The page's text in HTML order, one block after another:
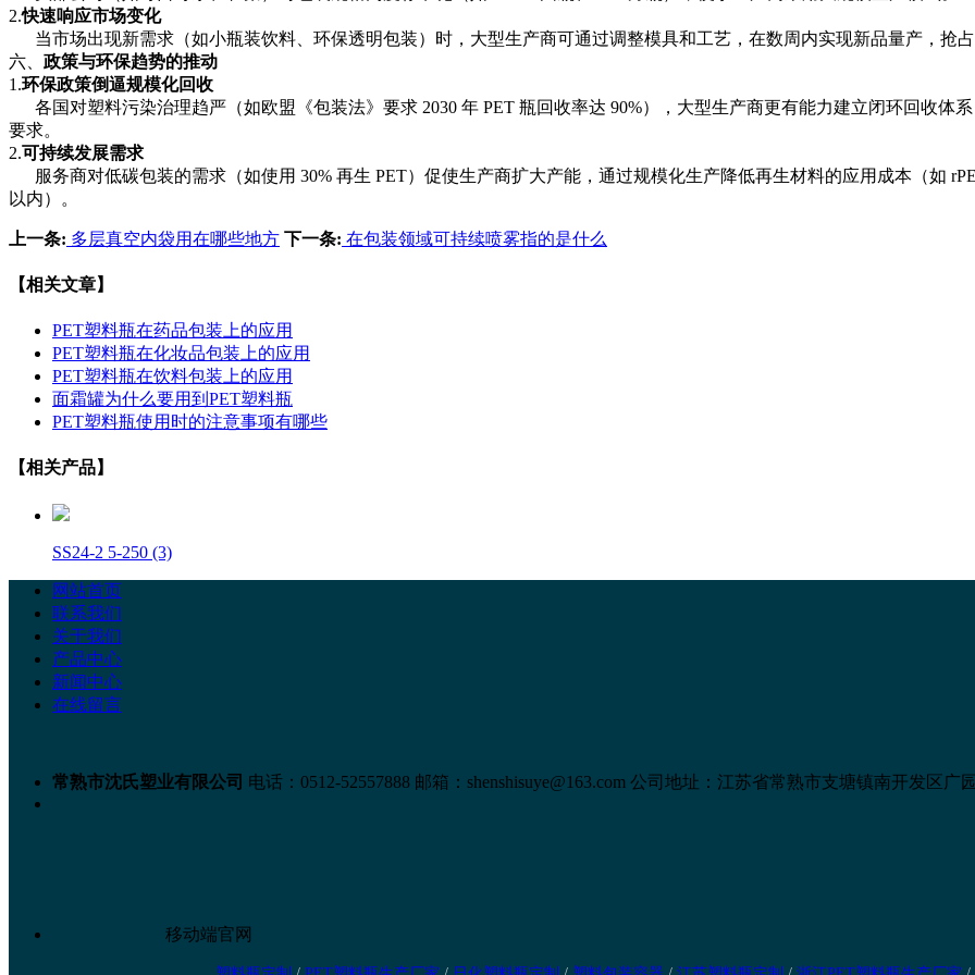
2.快速响应市场变化
当市场出现新需求（如小瓶装饮料、环保透明包装）时，大型生产商可通过调整模具和工艺，在数周内实现新品量产，抢
六、 政策与环保趋势的推动
1.环保政策倒逼规模化回收
各国对塑料污染治理趋严（如欧盟《包装法》要求 2030 年 PET 瓶回收率达 90%），大型生产商更有能力建立闭环回收体
要求。
2.可持续发展需求
服务商对低碳包装的需求（如使用 30% 再生 PET）促使生产商扩大产能，通过规模化生产降低再生材料的应用成本（如
以内）。
上一条: 多层真空内袋用在哪些地方 下一条: 在包装领域可持续喷雾指的是什么
【相关文章】
PET塑料瓶在药品包装上的应用
PET塑料瓶在化妆品包装上的应用
PET塑料瓶在饮料包装上的应用
面霜罐为什么要用到PET塑料瓶
PET塑料瓶使用时的注意事项有哪些
【相关产品】
SS24-2 5-250 (3)
网站首页
联系我们
关于我们
产品中心
新闻中心
在线留言
常熟市沈氏塑业有限公司 电话：0512-52557888 邮箱：shenshisuye@163.com 公司地址：江苏省常熟市支塘镇南开发区广
移动端官网